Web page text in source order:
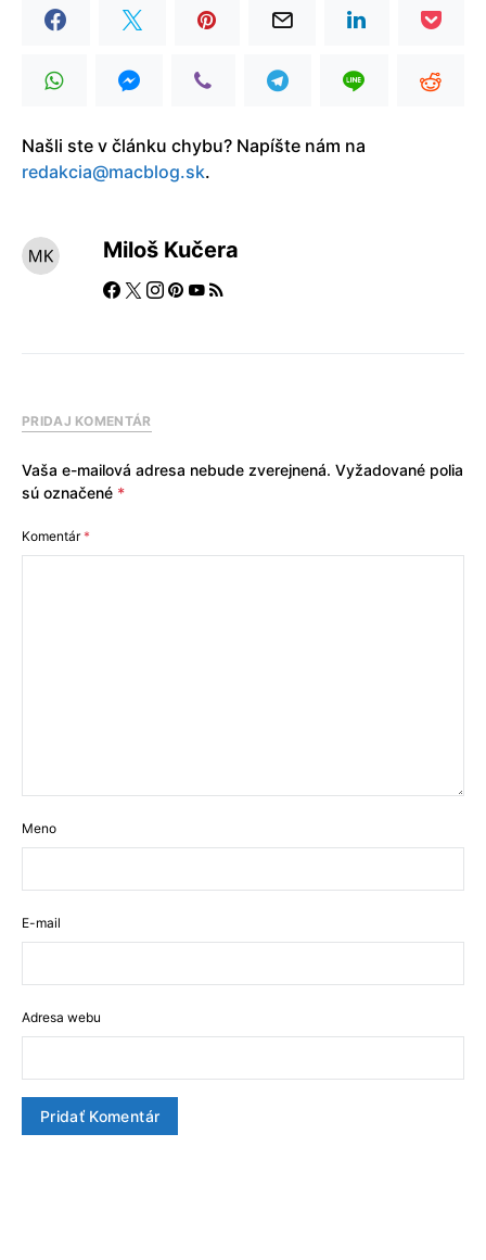
Našli ste v článku chybu? Napíšte nám na
redakcia@macblog.sk.
Miloš Kučera
PRIDAJ KOMENTÁR
Vaša e-mailová adresa nebude zverejnená. Vyžadované polia
sú označené *
Komentár*
Meno
E-mail
Adresa webu